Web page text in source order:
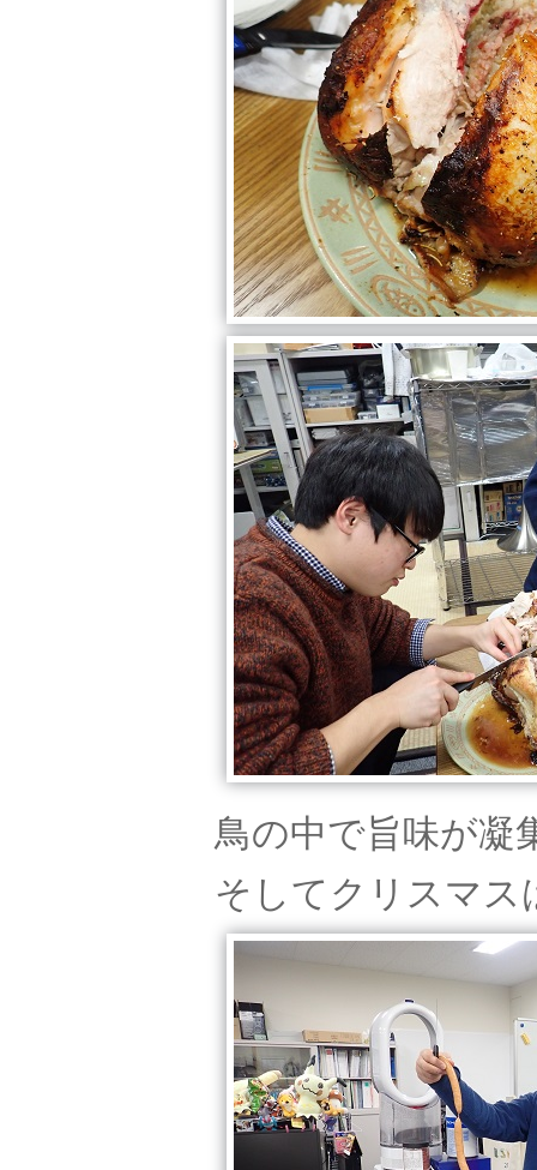
鳥の中で旨味が凝
そしてクリスマス